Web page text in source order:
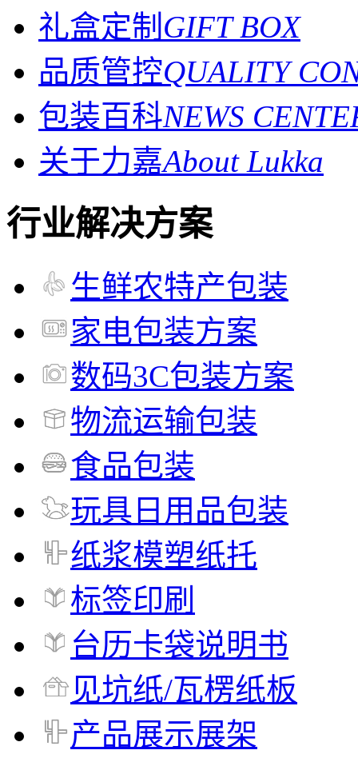
礼盒定制 GIFT BOX
品质管控QUALITY
包装百科NEWS
关于力嘉About Lukka
行业解决方案
生鲜农特产包装
家电包装方案
数码3C包装方案
物流运输包装
食品包装
玩具日用品包装
纸浆模塑纸托
标签印刷
台历卡袋说明书
见坑纸/瓦楞纸板
产品展示展架